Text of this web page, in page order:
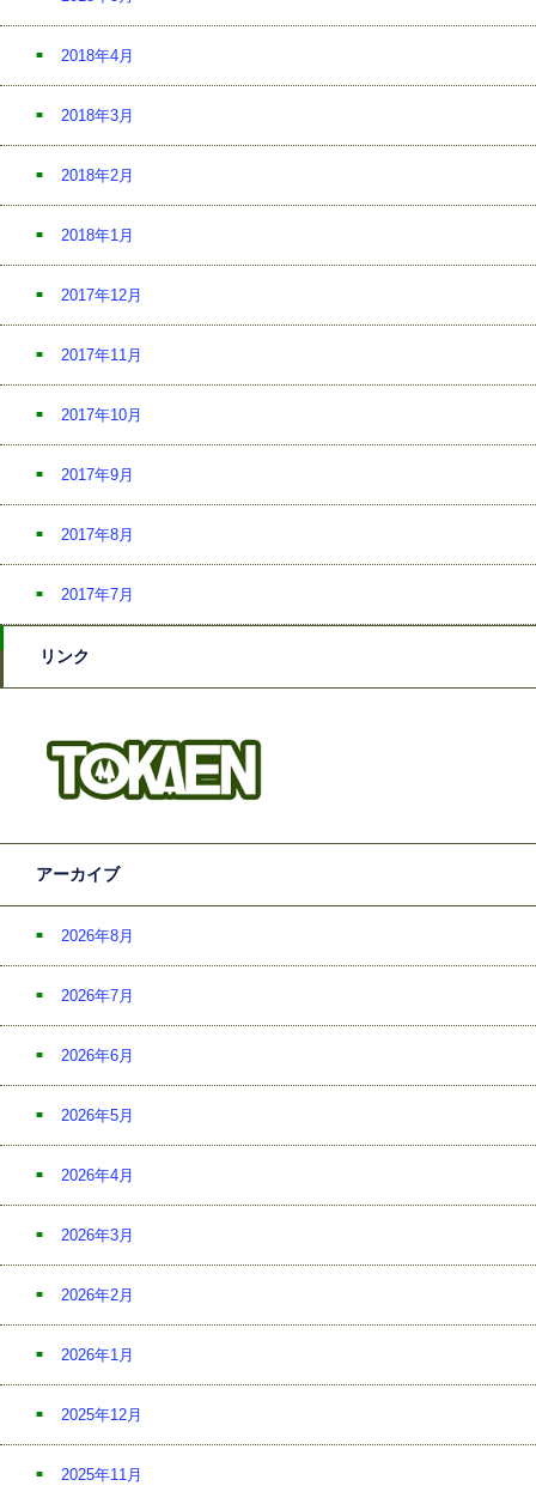
2018年4月
2018年3月
2018年2月
2018年1月
2017年12月
2017年11月
2017年10月
2017年9月
2017年8月
2017年7月
リンク
アーカイブ
2026年8月
2026年7月
2026年6月
2026年5月
2026年4月
2026年3月
2026年2月
2026年1月
2025年12月
2025年11月